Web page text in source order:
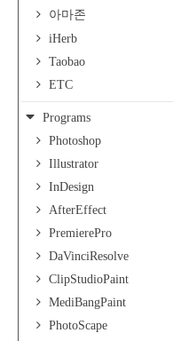
아마존
iHerb
Taobao
ETC
Programs
Photoshop
Illustrator
InDesign
AfterEffect
PremierePro
DaVinciResolve
ClipStudioPaint
MediBangPaint
PhotoScape